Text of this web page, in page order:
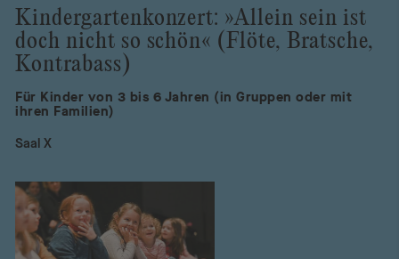
Kindergartenkonzert: »Allein sein ist
doch nicht so schön« (Flöte, Bratsche,
Kontrabass)
Für Kinder von 3 bis 6 Jahren (in Gruppen oder mit
ihren Familien)
Saal X